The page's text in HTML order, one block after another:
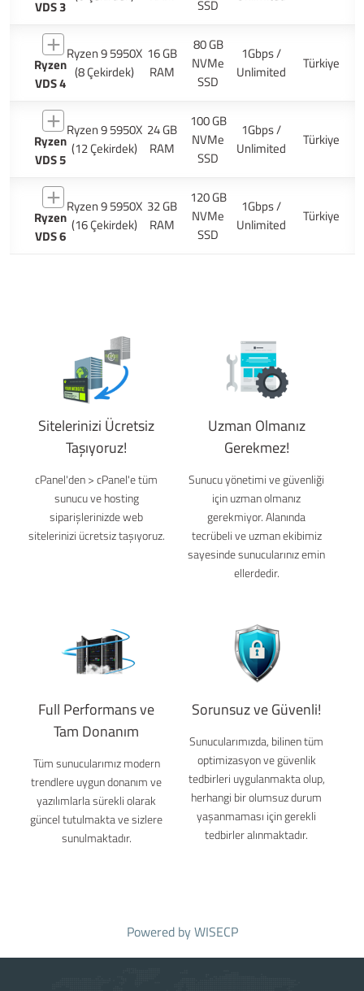
VDS 3
SSD
Ryzen
VDS 4
Ryzen 9 5950X
(8 Çekirdek)
16 GB
RAM
80 GB
NVMe
SSD
1Gbps /
Unlimited
Türkiye
Ryzen
VDS 5
Ryzen 9 5950X
(12 Çekirdek)
24 GB
RAM
100 GB
NVMe
SSD
1Gbps /
Unlimited
Türkiye
Ryzen
VDS 6
Ryzen 9 5950X
(16 Çekirdek)
32 GB
RAM
120 GB
NVMe
SSD
1Gbps /
Unlimited
Türkiye
Sitelerinizi Ücretsiz
Taşıyoruz!
cPanel'den > cPanel'e tüm
sunucu ve hosting
siparişlerinizde web
sitelerinizi ücretsiz taşıyoruz.
Uzman Olmanız
Gerekmez!
Sunucu yönetimi ve güvenliği
için uzman olmanız
gerekmiyor. Alanında
tecrübeli ve uzman ekibimiz
sayesinde sunucularınız emin
ellerdedir.
Full Performans ve
Tam Donanım
Tüm sunucularımız modern
trendlere uygun donanım ve
yazılımlarla sürekli olarak
güncel tutulmakta ve sizlere
sunulmaktadır.
Sorunsuz ve Güvenli!
Sunucularımızda, bilinen tüm
optimizasyon ve güvenlik
tedbirleri uygulanmakta olup,
herhangi bir olumsuz durum
yaşanmaması için gerekli
tedbirler alınmaktadır.
Powered byWISECP